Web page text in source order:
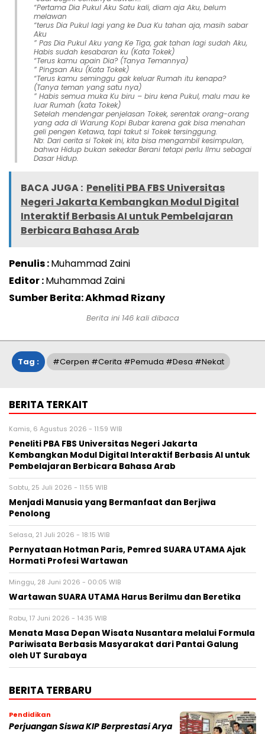
“Pertama Dia Pukul Aku Satu kali, diam aja Aku, belum
melawan
“terus Dia Pukul lagi yang ke Dua Ku tahan aja, masih sabar
Aku
” Pas Dia Pukul Aku yang Ke Tiga, gak tahan lagi sudah Aku,
Habis sudah kesabaran ku (Kata Tokek)
“Terus kamu apain Dia? (Tanya Temannya)
” Pingsan Aku (Kata Tokek)
“Terus kamu seminggu gak keluar Rumah itu kenapa?
(Tanya teman yang satu nya)
” Habis semua muka Ku biru – biru kena Pukul, malu mau ke
luar Rumah (kata Tokek)
Setelah mendengar penjelasan Tokek, serentak orang-orang
yang ada di Warung Kopi Bubar karena gak bisa menahan
geli pengen Ketawa, tapi takut si Tokek tersinggung.
Nb: Dari cerita si Tokek ini, kita bisa mengambil kesimpulan,
bahwa Hidup bukan sekedar Berani tetapi perlu Ilmu sebagai
Dasar Hidup.
BACA JUGA : Peneliti PBA FBS Universitas
Negeri Jakarta Kembangkan Modul Digital
Interaktif Berbasis AI untuk Pembelajaran
Berbicara Bahasa Arab
Penulis :Muhammad Zaini
Editor :Muhammad Zaini
Sumber Berita: Akhmad Rizany
Berita ini 146kali dibaca
Tag : #Cerpen #Cerita #Pemuda #Desa #Nekat
BERITA TERKAIT
Kamis, 6 Agustus 2026 - 11:59 WIB
Peneliti PBA FBS Universitas Negeri Jakarta
Kembangkan Modul Digital Interaktif Berbasis AI untuk
Pembelajaran Berbicara Bahasa Arab
Sabtu, 25 Juli 2026 - 11:55 WIB
Menjadi Manusia yang Bermanfaat dan Berjiwa
Penolong
Selasa, 21 Juli 2026 - 18:15 WIB
Pernyataan Hotman Paris, Pemred SUARA UTAMA Ajak
Hormati Profesi Wartawan
Minggu, 28 Juni 2026 - 00:05 WIB
Wartawan SUARA UTAMA Harus Berilmu dan Beretika
Rabu, 17 Juni 2026 - 14:35 WIB
Menata Masa Depan Wisata Nusantara melalui Formula
Pariwisata Berbasis Masyarakat dari Pantai Galung
oleh UT Surabaya
BERITA TERBARU
Pendidikan
Perjuangan Siswa KIP Berprestasi Arya